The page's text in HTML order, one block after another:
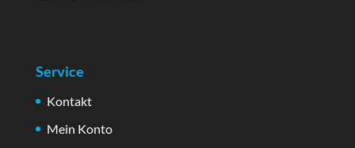
Service
Kontakt
Mein Konto